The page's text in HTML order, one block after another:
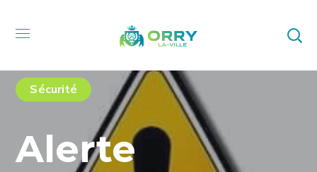
Sécurité
Alerte